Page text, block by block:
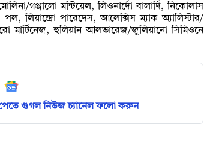
গঞ্জালো মন্টিয়েল, লিওনার্দো বালার্দি, নিকোলাস
লিয়ান্দ্রো পারেদেস, আলেক্সিস ম্যাক অ্যালিস্টার/
মার্টিনেজ, হুলিয়ান আলভারেজ/জুলিয়ানো সিমিওনে
গুগল নিউজ চ্যানেল ফলো করুন